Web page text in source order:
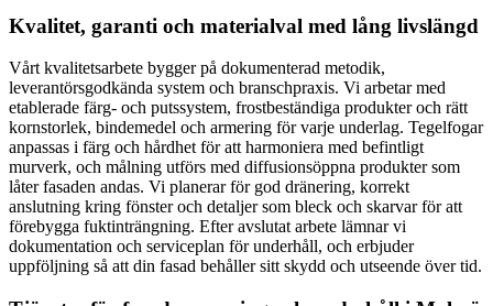
Kvalitet, garanti och materialval med lång livslängd
Vårt kvalitetsarbete bygger på dokumenterad metodik,
leverantörsgodkända system och branschpraxis. Vi arbetar med
etablerade färg- och putssystem, frostbeständiga produkter och rätt
kornstorlek, bindemedel och armering för varje underlag. Tegelfogar
anpassas i färg och hårdhet för att harmoniera med befintligt
murverk, och målning utförs med diffusionsöppna produkter som
låter fasaden andas. Vi planerar för god dränering, korrekt
anslutning kring fönster och detaljer som bleck och skarvar för att
förebygga fuktinträngning. Efter avslutat arbete lämnar vi
dokumentation och serviceplan för underhåll, och erbjuder
uppföljning så att din fasad behåller sitt skydd och utseende över tid.